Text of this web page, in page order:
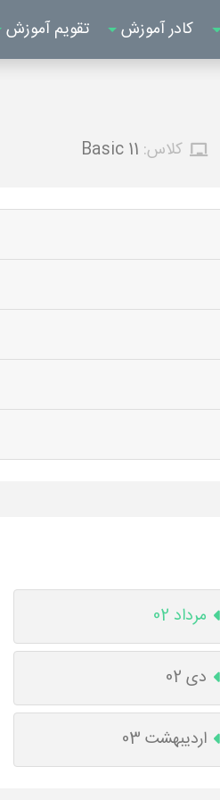
کادر آموزش تقویم آموزش
کلاس: Basic 11
مرداد 02
دی 02
اردیبهشت 03